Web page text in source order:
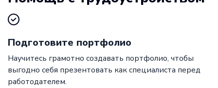
Подготовите портфолио
Научитесь грамотно создавать портфолио, чтобы
выгодно себя презентовать как специалиста перед
работодателем.